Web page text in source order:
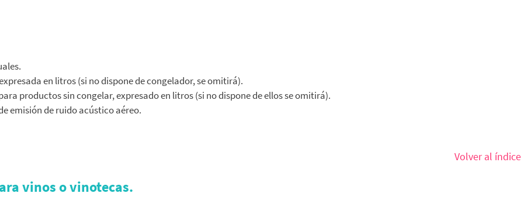
en litros (si no dispone de congelador, se omitirá).
productos sin congelar, expresado en litros (si no dispone de ellos se omitirá).
emisión de ruido acústico aéreo.
Volver al índice
vinos o vinotecas.